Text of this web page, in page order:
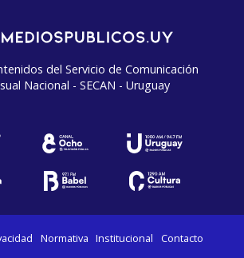
del Servicio de Comunicación
Nacional - SECAN - Uruguay
Normativa Institucional Contacto